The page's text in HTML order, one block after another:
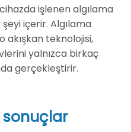
işlenen algılama
içerir. Algılama
akışkan teknolojisi,
yalnızca birkaç
gerçekleştirir.
sonuçlar